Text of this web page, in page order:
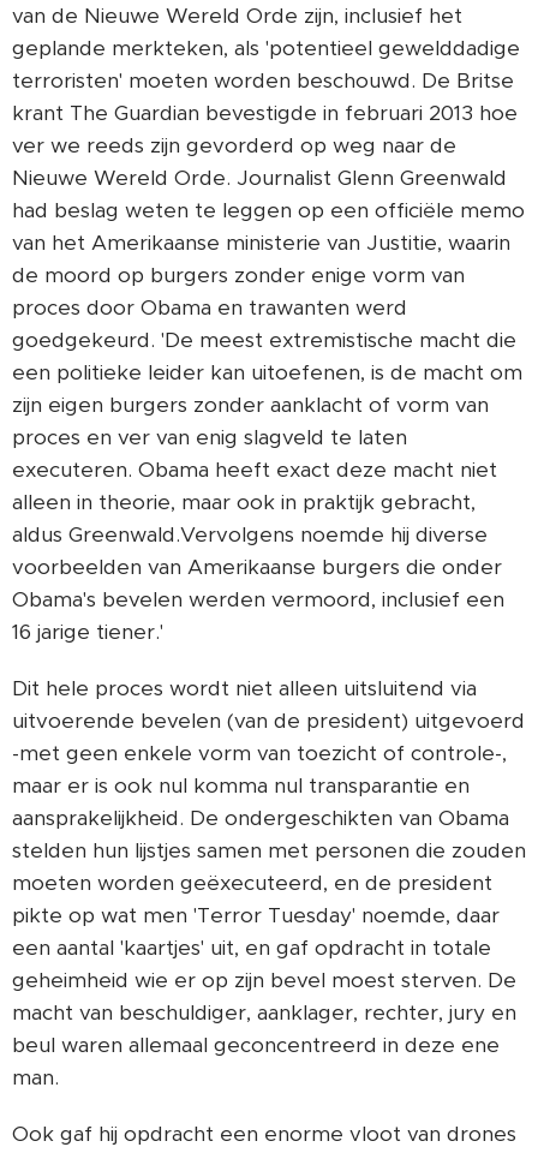
van de Nieuwe Wereld Orde zijn, inclusief het
geplande merkteken, als 'potentieel gewelddadige
terroristen' moeten worden beschouwd. De Britse
krant The Guardian bevestigde in februari 2013 hoe
ver we reeds zijn gevorderd op weg naar de
Nieuwe Wereld Orde. Journalist Glenn Greenwald
had beslag weten te leggen op een officiële memo
van het Amerikaanse ministerie van Justitie, waarin
de moord op burgers zonder enige vorm van
proces door Obama en trawanten werd
goedgekeurd. 'De meest extremistische macht die
een politieke leider kan uitoefenen, is de macht om
zijn eigen burgers zonder aanklacht of vorm van
proces en ver van enig slagveld te laten
executeren. Obama heeft exact deze macht niet
alleen in theorie, maar ook in praktijk gebracht,
aldus Greenwald.Vervolgens noemde hij diverse
voorbeelden van Amerikaanse burgers die onder
Obama's bevelen werden vermoord, inclusief een
16 jarige tiener.'
Dit hele proces wordt niet alleen uitsluitend via
uitvoerende bevelen (van de president) uitgevoerd
-met geen enkele vorm van toezicht of controle-,
maar er is ook nul komma nul transparantie en
aansprakelijkheid. De ondergeschikten van Obama
stelden hun lijstjes samen met personen die zouden
moeten worden geëxecuteerd, en de president
pikte op wat men 'Terror Tuesday' noemde, daar
een aantal 'kaartjes' uit, en gaf opdracht in totale
geheimheid wie er op zijn bevel moest sterven. De
macht van beschuldiger, aanklager, rechter, jury en
beul waren allemaal geconcentreerd in deze ene
man.
Ook gaf hij opdracht een enorme vloot van drones